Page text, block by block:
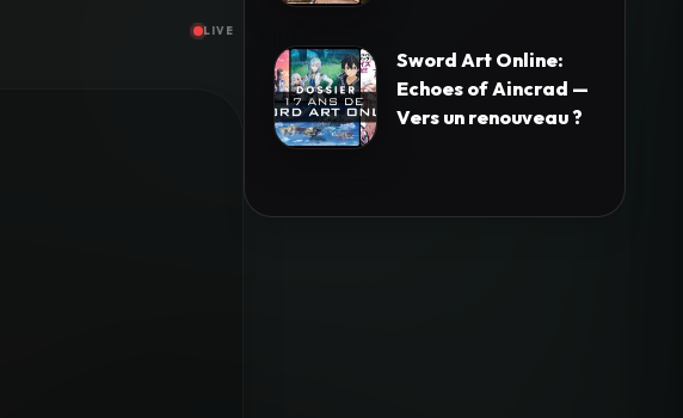
LIVE
Sword Art Online:
Echoes of Aincrad —
Vers un renouveau ?